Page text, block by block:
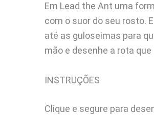
Em Lead the Ant uma
com o suor do seu rosto.
até as guloseimas para
mão e desenhe a rota
INSTRUÇÕES
Clique e segure para